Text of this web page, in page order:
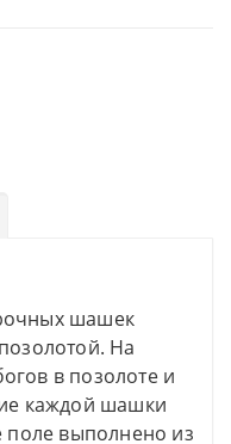
шашек
На
в позолоте и
каждой шашки
поле выполнено из